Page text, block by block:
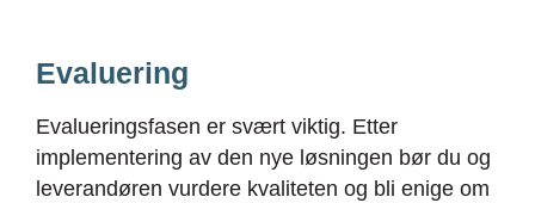
Evaluering
Evalueringsfasen er svært viktig. Etter
implementering av den nye løsningen bør du og
leverandøren vurdere kvaliteten og bli enige om